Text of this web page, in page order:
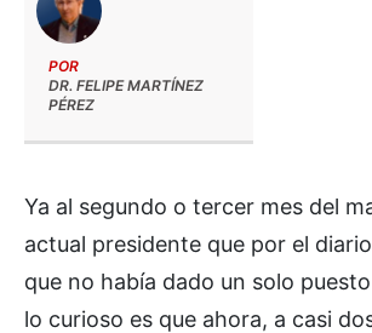
POR
DR. FELIPE MARTÍNEZ
PÉREZ
Ya al segundo o tercer mes del
actual presidente que por el
que no había dado un solo
lo curioso es que ahora, a casi